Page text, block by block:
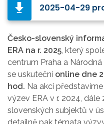
Česko-slovenský
ERA na r. 2025 , který
centrum Praha a
se uskuteční online dne
hod. Na akci
výzev ERA v r. 2024,
slovenských subjektů v
detailně pak témata